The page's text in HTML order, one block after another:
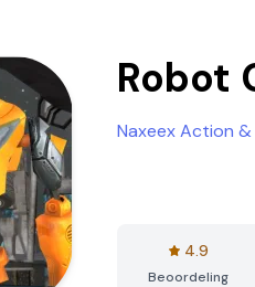
Robot
Naxeex Action &
4.9
Beoordeling